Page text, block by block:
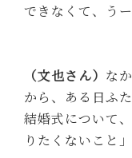
できなくて、う
（文也さん） な
から、ある日ふ
結婚式について
りたくないこと